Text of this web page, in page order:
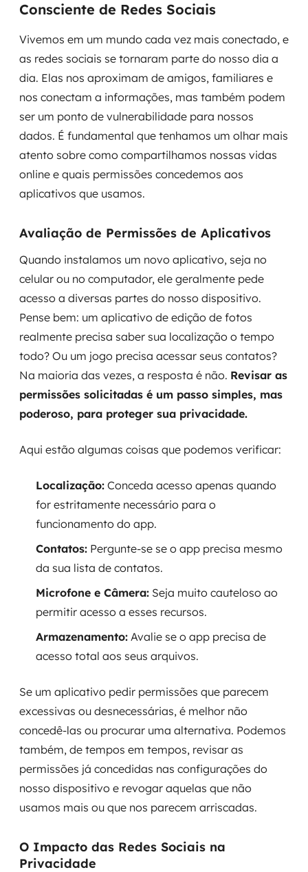
Consciente de Redes Sociais
Vivemos em um mundo cada vez mais conectado, e
as redes sociais se tornaram parte do nosso dia a
dia. Elas nos aproximam de amigos, familiares e
nos conectam a informações, mas também podem
ser um ponto de vulnerabilidade para nossos
dados. É fundamental que tenhamos um olhar mais
atento sobre como compartilhamos nossas vidas
online e quais permissões concedemos aos
aplicativos que usamos.
Avaliação de Permissões de Aplicativos
Quando instalamos um novo aplicativo, seja no
celular ou no computador, ele geralmente pede
acesso a diversas partes do nosso dispositivo.
Pense bem: um aplicativo de edição de fotos
realmente precisa saber sua localização o tempo
todo? Ou um jogo precisa acessar seus contatos?
Na maioria das vezes, a resposta é não. Revisar as
permissões solicitadas é um passo simples, mas
poderoso, para proteger sua privacidade.
Aqui estão algumas coisas que podemos verificar:
Localização: Conceda acesso apenas quando
for estritamente necessário para o
funcionamento do app.
Contatos: Pergunte-se se o app precisa mesmo
da sua lista de contatos.
Microfone e Câmera: Seja muito cauteloso ao
permitir acesso a esses recursos.
Armazenamento: Avalie se o app precisa de
acesso total aos seus arquivos.
Se um aplicativo pedir permissões que parecem
excessivas ou desnecessárias, é melhor não
concedê-las ou procurar uma alternativa. Podemos
também, de tempos em tempos, revisar as
permissões já concedidas nas configurações do
nosso dispositivo e revogar aquelas que não
usamos mais ou que nos parecem arriscadas.
O Impacto das Redes Sociais na
Privacidade